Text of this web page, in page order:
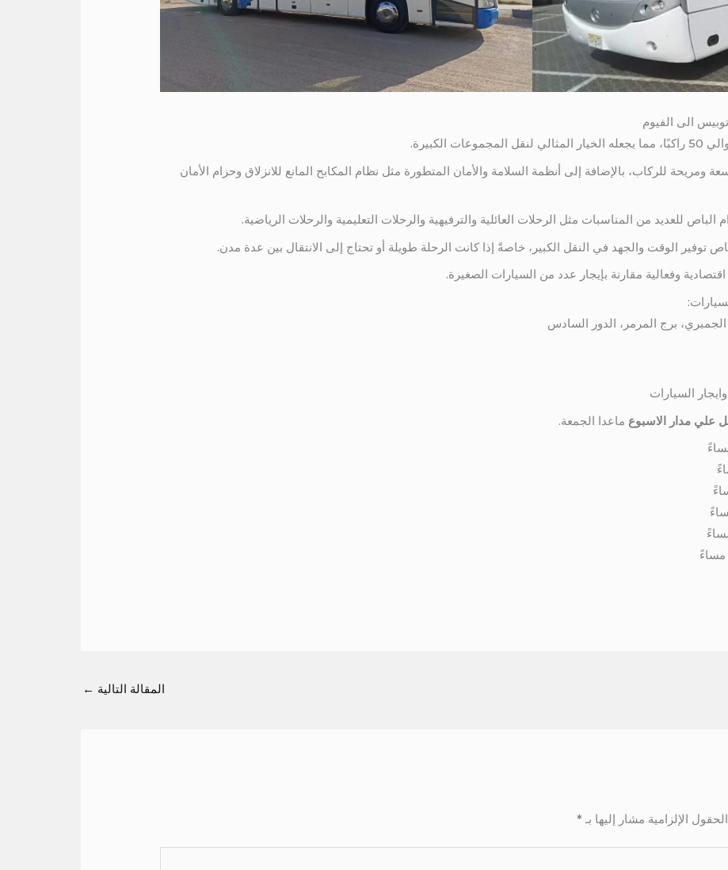
ومريحة للركاب، بالإضافة إلى أنظمة السلامة والأمان المتطورة مثل نظام المكابح المانع للانزلاق وحزام الأمان
السيارات
علي مدار الاسبوع ماعدا الجمعة.
المقالة التالية ←
الحقول الإلزامية مشار إليها بـ*